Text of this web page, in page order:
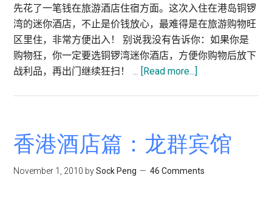
先花了一笔钱在旅游酒店住宿方面。这次入住在港岛铜锣
湾的迷你酒店，不止是价钱放心，最难得是在旅游购物旺
区里住，非常方便出入！ 别说我没有告诉你：如果你是
购物狂，你一定要选铜锣湾迷你酒店，方便你购物后放下
战利品，再出门继续狂扫！ … [Read more...]
迷
你
酒
香港酒店篇：龙群宾馆
November 1, 2010 bySock Peng 46 Comments